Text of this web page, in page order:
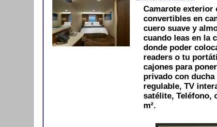
Camarote exterior
convertibles en
cuero suave y
cuando leas en la
donde poder
readers o tu
cajones para
privado con
regulable, TV
satélite, Teléfono,
m².